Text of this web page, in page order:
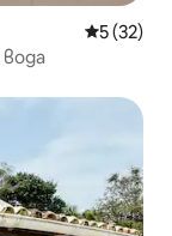
Средна
5 (32)
вода